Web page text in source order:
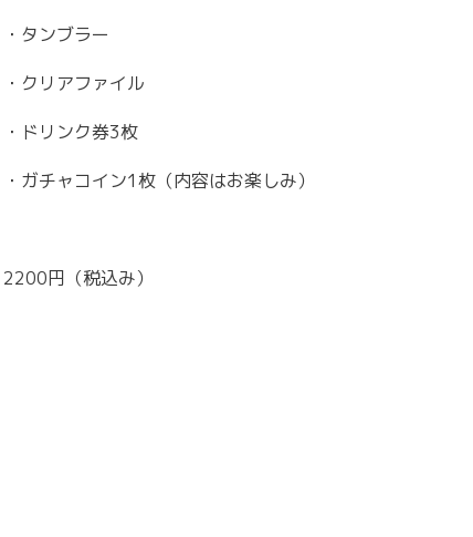
・タンブラー
・クリアファイル
・ドリンク券3枚
・ガチャコイン1枚（内容はお楽しみ）
2200円（税込み）